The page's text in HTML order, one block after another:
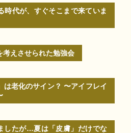
時代が、すぐそこまで来ていま
考えさせられた勉強会
は老化のサイン？ 〜アイフレイ
したが…夏は「皮膚」だけでな